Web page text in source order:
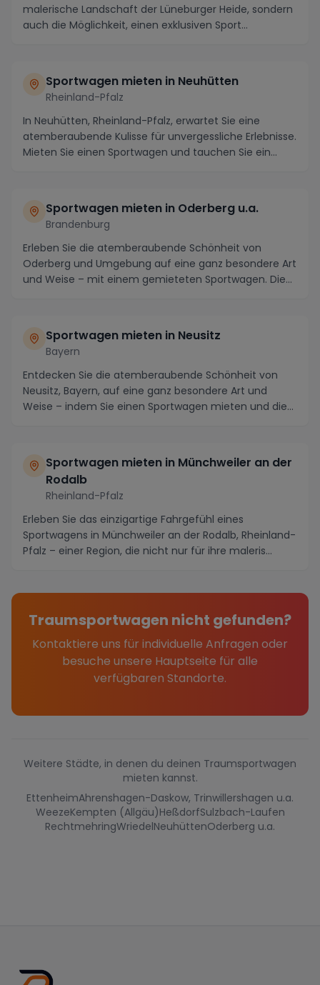
malerische Landschaft der Lüneburger Heide, sondern
auch die Möglichkeit, einen exklusiven Sport...
Sportwagen mieten in Neuhütten
Rheinland-Pfalz
In Neuhütten, Rheinland-Pfalz, erwartet Sie eine
atemberaubende Kulisse für unvergessliche Erlebnisse.
Mieten Sie einen Sportwagen und tauchen Sie ein...
Sportwagen mieten in Oderberg u.a.
Brandenburg
Erleben Sie die atemberaubende Schönheit von
Oderberg und Umgebung auf eine ganz besondere Art
und Weise – mit einem gemieteten Sportwagen. Die
Sportwagen mieten in Neusitz
Bayern
Entdecken Sie die atemberaubende Schönheit von
Neusitz, Bayern, auf eine ganz besondere Art und
Weise – indem Sie einen Sportwagen mieten und die
Sportwagen mieten in Münchweiler an der
Rodalb
Rheinland-Pfalz
Erleben Sie das einzigartige Fahrgefühl eines
Sportwagens in Münchweiler an der Rodalb, Rheinland-
Pfalz – einer Region, die nicht nur für ihre maleris...
Traumsportwagen nicht gefunden?
Kontaktiere uns für individuelle Anfragen oder
besuche unsere Hauptseite für alle
verfügbaren Standorte.
Weitere Städte, in denen du deinen Traumsportwagen
mieten kannst.
EttenheimAhrenshagen-Daskow, Trinwillershagen u.a.
WeezeKempten (Allgäu)HeßdorfSulzbach-Laufen
RechtmehringWriedelNeuhüttenOderberg u.a.